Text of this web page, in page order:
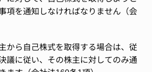
項を通知しなければなりません（会
から自己株式を取得する場合は、従
議に従い、その株主に対してのみ通